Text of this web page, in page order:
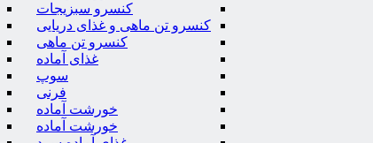
کنسرو سبزیجات
کنسرو تن ماهی و غذای دریایی
کنسرو تن ماهی
غذای آماده
سوپ
فرنی
خورشت آماده
خورشت آماده